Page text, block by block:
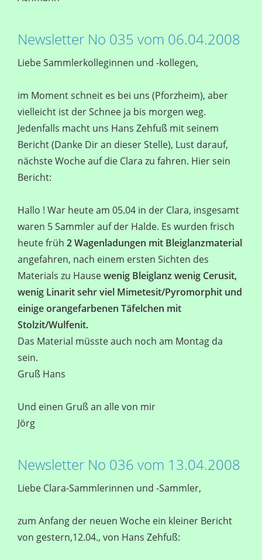
Newsletter No 035 vom 06.04.2008
Liebe Sammlerkolleginnen und -kollegen,
im Moment schneit es bei uns (Pforzheim), aber
vielleicht ist der Schnee ja bis morgen weg.
Jedenfalls macht uns Hans Zehfuß mit seinem
Bericht (Danke Dir an dieser Stelle), Lust darauf,
nächste Woche auf die Clara zu fahren. Hier sein
Bericht:
Hallo ! War heute am 05.04 in der Clara, insgesamt
waren 5 Sammler auf der Halde. Es wurden frisch
heute früh 2 Wagenladungen mit Bleiglanzmaterial
angefahren, nach einem ersten Sichten des
Materials zu Hausewenig Bleiglanz wenig Cerusit,
wenig Linarit sehr viel Mimetesit/Pyromorphit und
einige orangefarbenen Täfelchen mit
Stolzit/Wulfenit.
Das Material müsste auch noch am Montag da
sein.
Gruß Hans
Und einen Gruß an alle von mir
Jörg
Newsletter No 036 vom 13.04.2008
Liebe Clara-Sammlerinnen und -Sammler,
zum Anfang der neuen Woche ein kleiner Bericht
von gestern,12.04., von Hans Zehfuß: